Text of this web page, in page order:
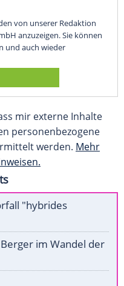
von unserer Redaktion
anzuzeigen. Sie können
und auch wieder
mir externe Inhalte
personenbezogene
werden. Mehr
"hybrides
im Wandel der